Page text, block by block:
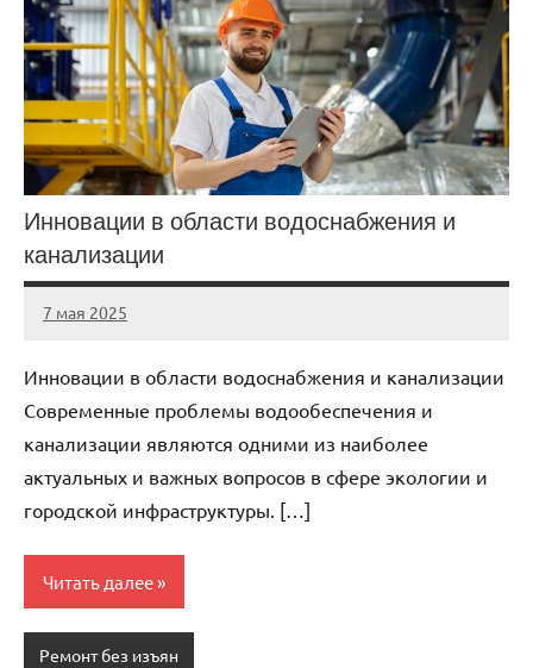
Инновации в области водоснабжения и
канализации
7 мая 2025
gorod_stroi_
Нет
Инновации в области водоснабжения и канализации
Современные проблемы водообеспечения и
канализации являются одними из наиболее
актуальных и важных вопросов в сфере экологии и
городской инфраструктуры. […]
Читать далее
Ремонт без изъян